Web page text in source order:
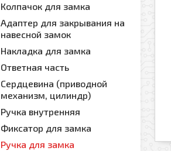
Колпачок для замка
Адаптер для закрывания на
навесной замок
Накладка для замка
Ответная часть
Сердцевина (приводной
механизм, цилиндр)
Ручка внутренняя
Фиксатор для замка
Ручка для замка
Я даю свое
Политикой